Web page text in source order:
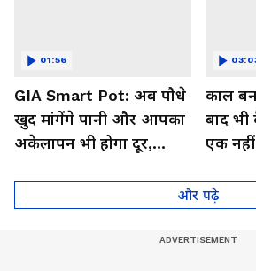
GIA Smart Pot: अब पौधे
खुद मांगेंगे पानी और आपका
अकेलापन भी होगा दूर,
01:56
काल
बाद
एक
और पढ़े